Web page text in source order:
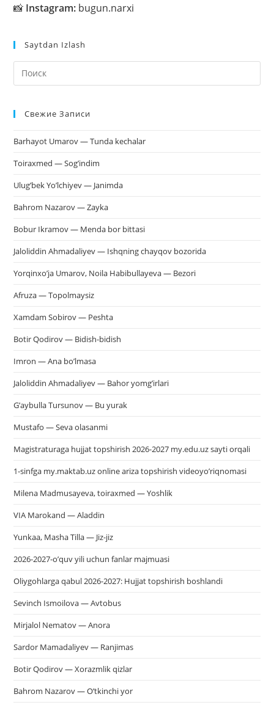
📸 Instagram: bugun.narxi
Saytdan Izlash
Свежие Записи
Barhayot Umarov — Tunda kechalar
Toiraxmed — Sog’indim
Ulug’bek Yo’lchiyev — Janimda
Bahrom Nazarov — Zayka
Bobur Ikramov — Menda bor bittasi
Jaloliddin Ahmadaliyev — Ishqning chayqov bozorida
Yorqinxo’ja Umarov, Noila Habibullayeva — Bezori
Afruza — Topolmaysiz
Xamdam Sobirov — Peshta
Botir Qodirov — Bidish-bidish
Imron — Ana bo’lmasa
Jaloliddin Ahmadaliyev — Bahor yomg’irlari
G’aybulla Tursunov — Bu yurak
Mustafo — Seva olasanmi
Magistraturaga hujjat topshirish 2026-2027 my.edu.uz sayti orqali
1-sinfga my.maktab.uz online ariza topshirish videoyo’riqnomasi
Milena Madmusayeva, toiraxmed — Yoshlik
VIA Marokand — Aladdin
Yunkaa, Masha Tilla — Jiz-jiz
2026-2027-o’quv yili uchun fanlar majmuasi
Oliygohlarga qabul 2026-2027: Hujjat topshirish boshlandi
Sevinch Ismoilova — Avtobus
Mirjalol Nematov — Anora
Sardor Mamadaliyev — Ranjimas
Botir Qodirov — Xorazmlik qizlar
Bahrom Nazarov — O’tkinchi yor